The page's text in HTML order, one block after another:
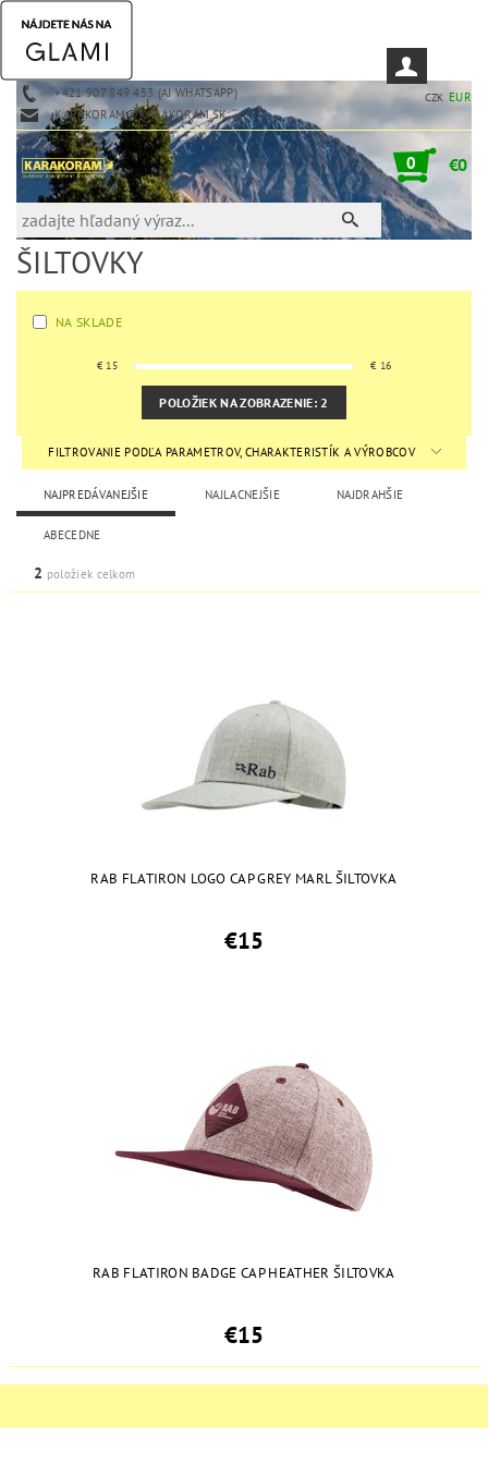
+421 907 849 453 (AJ WHATSAPP)
KARAKORAM@KARAKORAM.SK
CZK EUR
0 €0
ŠILTOVKY
NA SKLADE
€ 15 € 16
POLOŽIEK NA ZOBRAZENIE: 2
FILTROVANIE PODĽA PARAMETROV, CHARAKTERISTÍK A VÝROBCOV
NAJPREDÁVANEJŠIE NAJLACNEJŠIE NAJDRAHŠIE
ABECEDNE
2 položiek celkom
RAB FLATIRON LOGO CAP GREY MARL ŠILTOVKA
€15
RAB FLATIRON BADGE CAP HEATHER ŠILTOVKA
€15